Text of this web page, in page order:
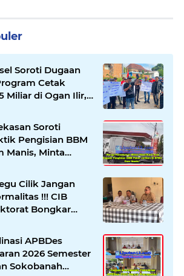
Soroti Dugaan
Cetak
Miliar di Ogan Ilir,
Mundur
Soroti
Pengisian BBM
Manis, Minta
Pengawasan
Cilik Jangan
!!! CIB
Bongkar
dan Hentikan
Oknum
APBDes
2026 Semester
Sokobanah